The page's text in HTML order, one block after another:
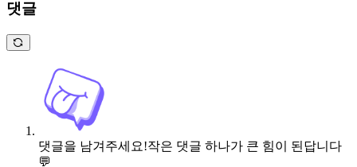
댓글
댓글을 남겨주세요!작은 댓글 하나가 큰 힘이 된답니다
💬